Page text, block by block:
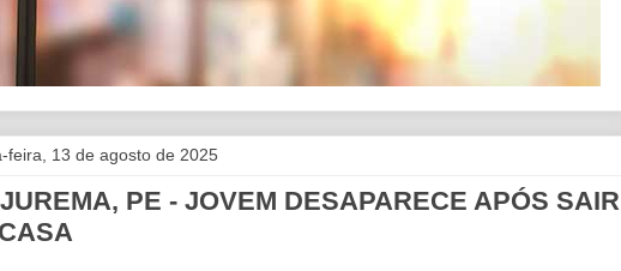
feira, 13 de agosto de 2025
PE - JOVEM DESAPARECE APÓS SAIR